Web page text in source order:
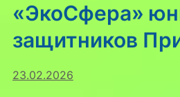
«ЭкоСфера»
защитников
23.02.2026